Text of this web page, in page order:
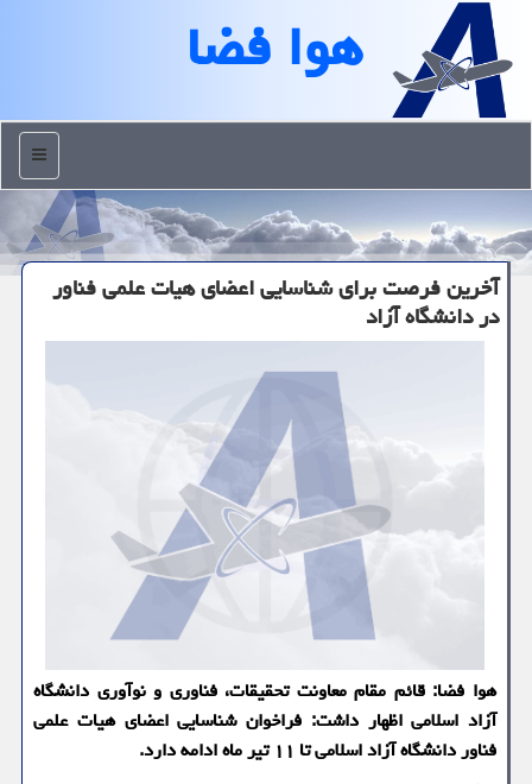
هوا فضا
منو
آخرین فرصت برای شناسایی اعضای هیات علمی فناور
در دانشگاه آزاد
هوا فضا: قائم مقام معاونت تحقیقات، فناوری و نوآوری دانشگاه
آزاد اسلامی اظهار داشت: فراخوان شناسایی اعضای هیات علمی
فناور دانشگاه آزاد اسلامی تا ۱۱ تیر ماه ادامه دارد.